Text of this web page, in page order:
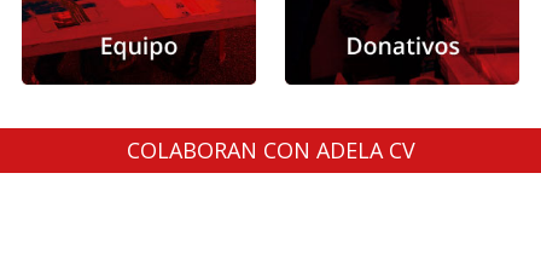
COLABORAN CON ADELA CV